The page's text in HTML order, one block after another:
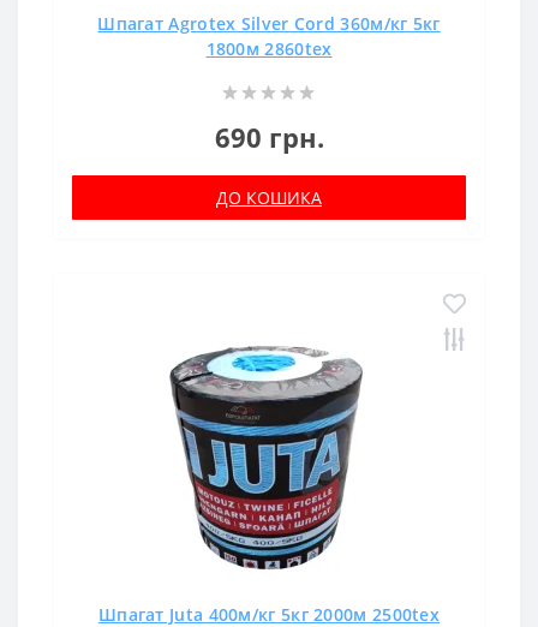
Шпагат Agrotex Silver Cord 360м/кг 5кг
1800м 2860tex
690 грн.
ДО КОШИКА
Шпагат Juta 400м/кг 5кг 2000м 2500tex